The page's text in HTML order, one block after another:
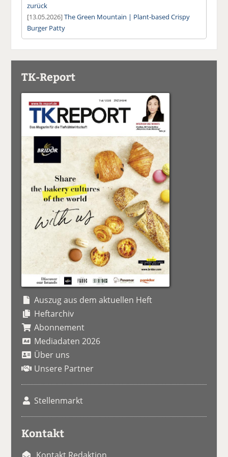
zurück
[13.05.2026]The Green Mountain | Plant-based Crispy
Burger Patty
TK-Report
Auszug aus dem aktuellen Heft
Heftarchiv
Abonnement
Mediadaten 2026
Über uns
Unsere Partner
Stellenmarkt
Kontakt
Kontakt Redaktion